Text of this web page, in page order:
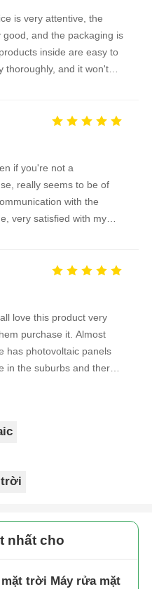
is very attentive, the
and the packaging is
inside are easy to
thoroughly, and it won't
if you're not a
really seems to be of
with the
very satisfied with my
love this product very
purchase it. Almost
has photovoltaic panels
in the suburbs and there
trời
nhất cho
trời Máy rửa mặt